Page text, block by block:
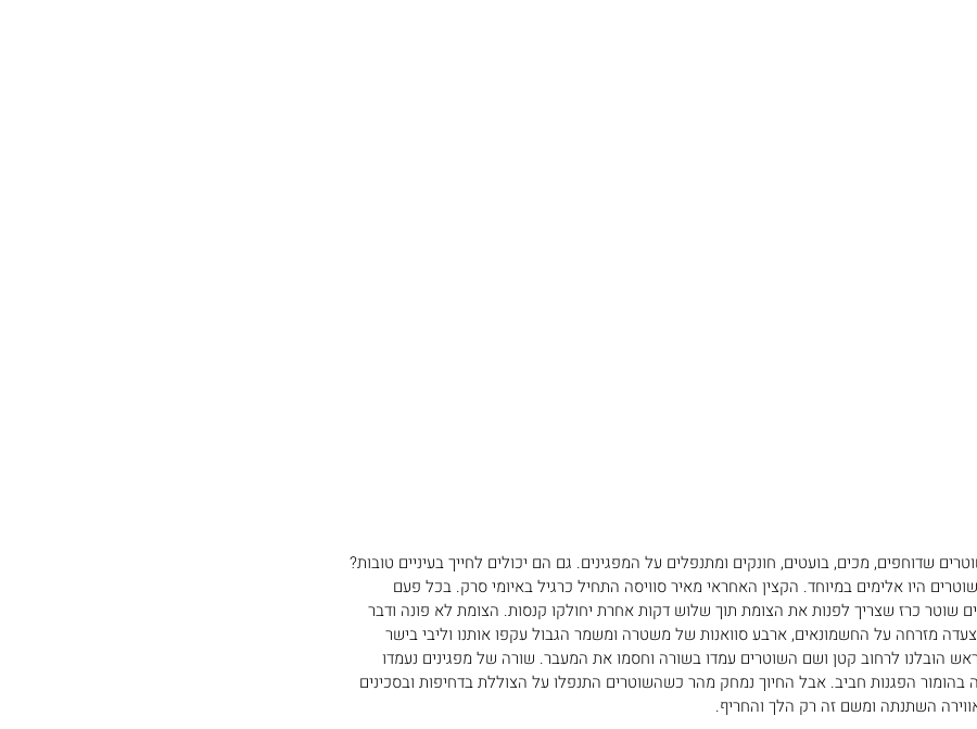
שדוחפים, מכים, בועטים, חונקים ומתנפלים על המפגינים. גם הם יכולים לחייך בעיניים טובות?
היו אלימים במיוחד. הקצין האחראי מאיר סוויסה התחיל כרגיל באיומי סרק. בכל פעם
שוטר כרז שצריך לפנות את הצומת תוך שלוש דקות אחרת יחולקו קנסות. הצומת לא פונה ודבר
מזרחה על החשמונאים, ארבע סוואנות של משטרה ומשמר הגבול עקפו אותנו וליבי בישר
הוּבלנו לרחוב קטן ושם השוטרים עמדו בשורה וחסמו את המעבר. שורה של מפגינים נעמדו
הפגנות חביב. אבל החיוך נמחק מהר כשהשוטרים התנפלו על הצוללת בדחיפות ובסכינים
השתנתה ומשם זה רק הלך והחריף.